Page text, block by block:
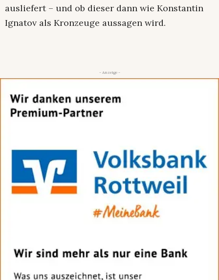
ausliefert – und ob dieser dann wie Konstantin
Ignatov als Kronzeuge aussagen wird.
- Anzeige -